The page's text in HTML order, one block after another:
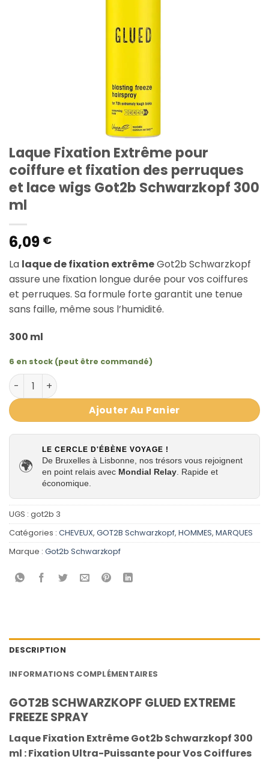
Laque Fixation Extrême pour
coiffure et fixation des perruques
et lace wigs Got2b Schwarzkopf 300
ml
6,09 €
La laque de fixation extrêmeGot2b Schwarzkopf
assure une fixation longue durée pour vos coiffures
et perruques. Sa formule forte garantit une tenue
sans faille, même sous l’humidité.
300 ml
6 en stock (peut être commandé)
quantité de Laque Fixation Extrême pour coiffure et
Ajouter Au Panier
🌍
LE CERCLE D'ÉBÈNE VOYAGE !
De Bruxelles à Lisbonne, nos trésors vous rejoignent
en point relais avec Mondial Relay. Rapide et
économique.
UGS : got2b 3
Catégories : CHEVEUX, GOT2B Schwarzkopf, HOMMES, MARQUES
Marque : Got2b Schwarzkopf
DESCRIPTION
INFORMATIONS COMPLÉMENTAIRES
GOT2B SCHWARZKOPF GLUED EXTREME
FREEZE SPRAY
Laque Fixation Extrême Got2b Schwarzkopf 300
ml : Fixation Ultra-Puissante pour Vos Coiffures